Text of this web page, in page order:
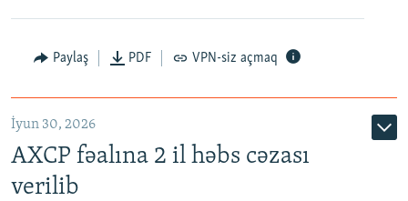
Paylaş PDF VPN-siz açmaq
İyun 30, 2026
AXCP fəalına 2 il həbs cəzası
verilib